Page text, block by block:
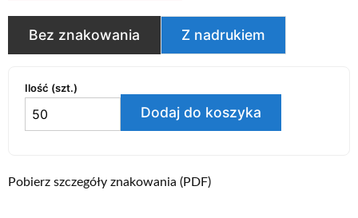
Bez znakowania Z nadrukiem
Ilość (szt.)
Dodaj do koszyka
Pobierz szczegóły znakowania (PDF)